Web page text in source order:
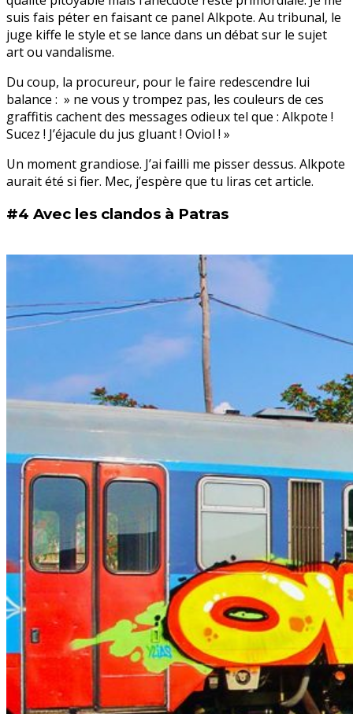
suis fais péter en faisant ce panel Alkpote. Au tribunal, le
juge kiffe le style et se lance dans un débat sur le sujet
art ou vandalisme.
Du coup, la procureur, pour le faire redescendre lui
balance : » ne vous y trompez pas, les couleurs de ces
graffitis cachent des messages odieux tel que : Alkpote !
Sucez ! J’éjacule du jus gluant ! Oviol ! »
Un moment grandiose. J’ai failli me pisser dessus. Alkpote
aurait été si fier. Mec, j’espère que tu liras cet article.
#4 Avec les clandos à Patras